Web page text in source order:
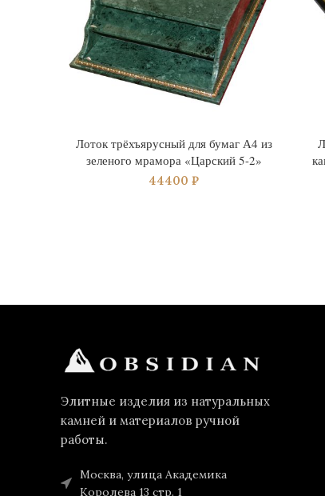
Лоток трёхъярусный для бумаг А4 из
зеленого мрамора «Царский 5-2»
44400 ₽
Элитные изделия из натуральных
камней и материалов ручной
работы.
Москва, улица Академика
Королева 13 стр. 1